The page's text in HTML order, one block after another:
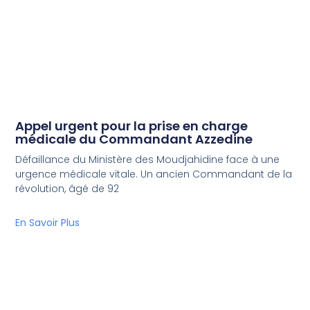
Appel urgent pour la prise en charge
médicale du Commandant Azzedine
Défaillance du Ministère des Moudjahidine face à une
urgence médicale vitale. Un ancien Commandant de la
révolution, âgé de 92
En Savoir Plus